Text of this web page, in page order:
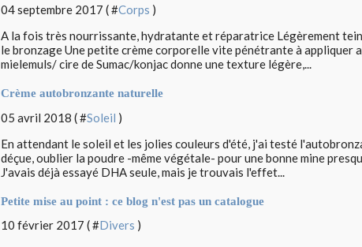
04 septembre 2017 ( #Corps )
A la fois très nourrissante, hydratante et réparatrice Légèrement
le bronzage Une petite crème corporelle vite pénétrante à appliquer
mielemuls/ cire de Sumac/konjac donne une texture légère,...
Crème autobronzante naturelle
05 avril 2018 ( #Soleil )
En attendant le soleil et les jolies couleurs d'été, j'ai testé
déçue, oublier la poudre -même végétale- pour une bonne mine
J'avais déjà essayé DHA seule, mais je trouvais l'effet...
Petite mise au point : ce blog n'est pas un catalogue
10 février 2017 ( #Divers )